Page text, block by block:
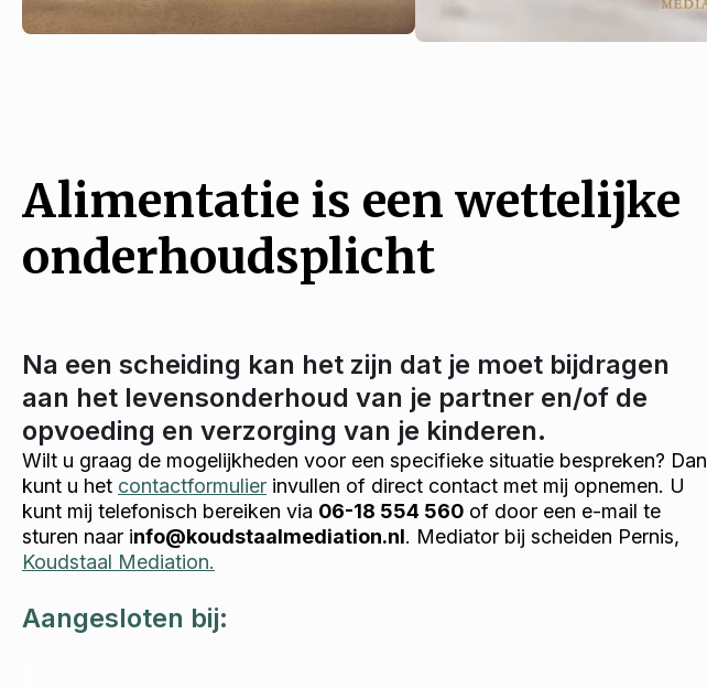
Alimentatie is een wettelijke
onderhoudsplicht
Na een scheiding kan het zijn dat je moet bijdragen
aan het levensonderhoud van je partner en/of de
opvoeding en verzorging van je kinderen.
Wilt u graag de mogelijkheden voor een specifieke situatie bespreken? Dan
kunt u het contactformulier invullen of direct contact met mij opnemen. U
kunt mij telefonisch bereiken via 06-18 554 560 of door een e-mail te
sturen naar info@koudstaalmediation.nl. Mediator bij scheiden Pernis,
Koudstaal Mediation.
Aangesloten bij: